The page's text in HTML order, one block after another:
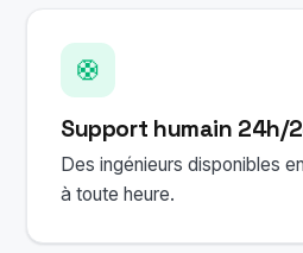
🛟
Support humain 24h/
Des ingénieurs disponibles
à toute heure.